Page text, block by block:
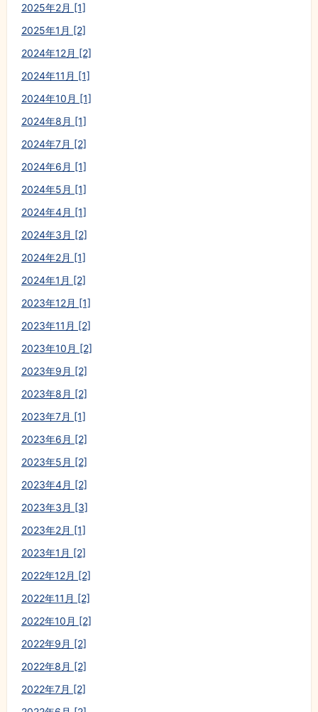
2025年2月 [1]
2025年1月 [2]
2024年12月 [2]
2024年11月 [1]
2024年10月 [1]
2024年8月 [1]
2024年7月 [2]
2024年6月 [1]
2024年5月 [1]
2024年4月 [1]
2024年3月 [2]
2024年2月 [1]
2024年1月 [2]
2023年12月 [1]
2023年11月 [2]
2023年10月 [2]
2023年9月 [2]
2023年8月 [2]
2023年7月 [1]
2023年6月 [2]
2023年5月 [2]
2023年4月 [2]
2023年3月 [3]
2023年2月 [1]
2023年1月 [2]
2022年12月 [2]
2022年11月 [2]
2022年10月 [2]
2022年9月 [2]
2022年8月 [2]
2022年7月 [2]